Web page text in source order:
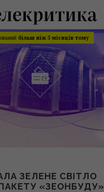
більш ніж 5 місяців тому
ЗЕЛЕНЕ СВІТЛО
«ЗЕОНБУДУ»